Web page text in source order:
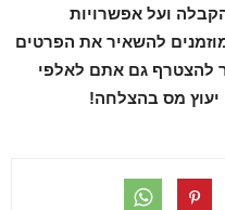
ועל אפשרויות
להשאיר את הפרטים
להצטרף גם אתם לאלפי
יעוץ מס בהצלחה!